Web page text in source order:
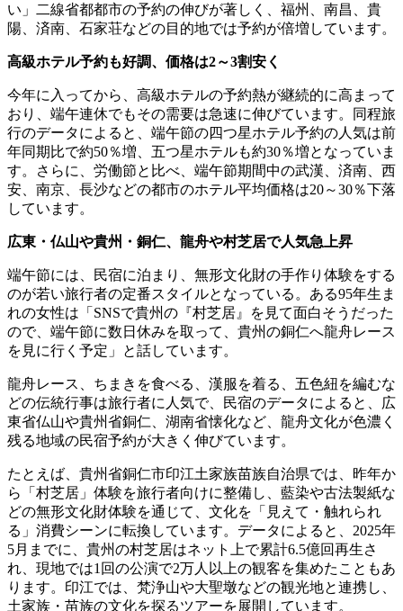
い」二線省都都市の予約の伸びが著しく、福州、南昌、貴
陽、済南、石家荘などの目的地では予約が倍増しています。
高級ホテル予約も好調、価格は2～3割安く
今年に入ってから、高級ホテルの予約熱が継続的に高まって
おり、端午連休でもその需要は急速に伸びています。同程旅
行のデータによると、端午節の四つ星ホテル予約の人気は前
年同期比で約50％増、五つ星ホテルも約30％増となっていま
す。さらに、労働節と比べ、端午節期間中の武漢、済南、西
安、南京、長沙などの都市のホテル平均価格は20～30％下落
しています。
広東・仏山や貴州・銅仁、龍舟や村芝居で人気急上昇
端午節には、民宿に泊まり、無形文化財の手作り体験をする
のが若い旅行者の定番スタイルとなっている。ある95年生ま
れの女性は「SNSで貴州の『村芝居』を見て面白そうだった
ので、端午節に数日休みを取って、貴州の銅仁へ龍舟レース
を見に行く予定」と話しています。
龍舟レース、ちまきを食べる、漢服を着る、五色紐を編むな
どの伝統行事は旅行者に人気で、民宿のデータによると、広
東省仏山や貴州省銅仁、湖南省懐化など、龍舟文化が色濃く
残る地域の民宿予約が大きく伸びています。
たとえば、貴州省銅仁市印江土家族苗族自治県では、昨年か
ら「村芝居」体験を旅行者向けに整備し、藍染や古法製紙な
どの無形文化財体験を通じて、文化を「見えて・触れられ
る」消費シーンに転換しています。データによると、2025年
5月までに、貴州の村芝居はネット上で累計6.5億回再生さ
れ、現地では1回の公演で2万人以上の観客を集めたこともあ
ります。印江では、梵浄山や大聖墩などの観光地と連携し、
土家族・苗族の文化を探るツアーを展開しています。